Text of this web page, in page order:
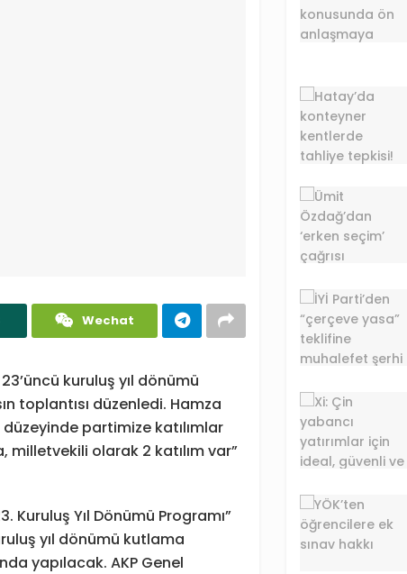
Wechat
kuruluş yıl dönümü
toplantısı düzenledi. Hamza
partimize katılımlar
milletvekili olarak 2 katılım var”
Kuruluş Yıl Dönümü Programı”
yıl dönümü kutlama
yapılacak. AKP Genel